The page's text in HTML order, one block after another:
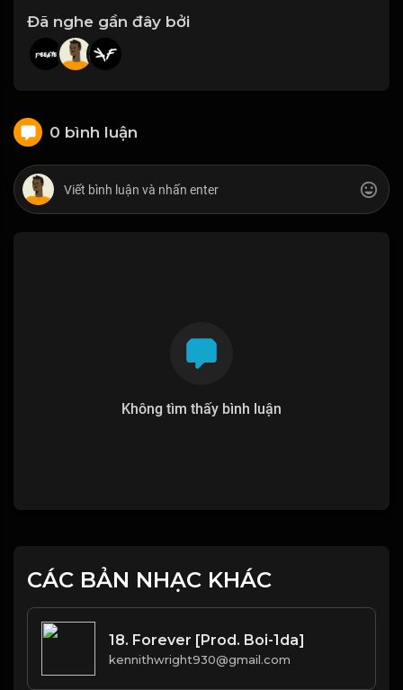
Đã nghe gần đây bởi
0 bình luận
Không tìm thấy bình luận
CÁC BẢN NHẠC KHÁC
18. Forever [Prod. Boi-1da]
kennithwright930@gmail.com